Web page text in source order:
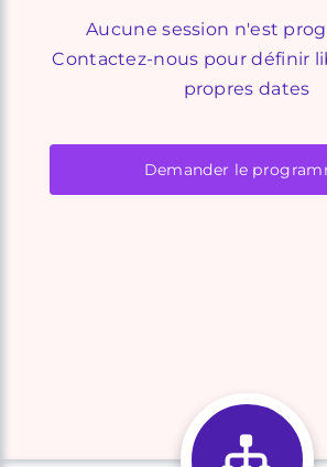
Aucune session n'est
Contactez-nous pour définir
propres dates
Demander le